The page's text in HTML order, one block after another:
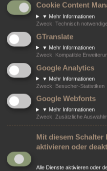
[list=i]
Die erste mögliche Antwort
Die zweite mögliche Antwort
[*]Die dritte mögliche Antwort
[/list]
ergibt
Die erste mögliche Antwort
Die zweite mögliche Antwort
Die dritte mögliche Antwort
Die zweite mögliche Antwort
Die dritte mögliche Antwort
[/list]
Cookie Content
▼ Mehr Informationen
Zweck: Technisch
GTranslate
▼ Mehr Informationen
Zweck: Kompatible
Google Analytics
▼ Mehr Informationen
Zweck: Besucher-Statistiken
Google Webfonts
▼ Mehr Informationen
Zweck: Zusätzliche
Mit diesem Schalter
aktivieren oder
Alle Dienste aktivieren oder